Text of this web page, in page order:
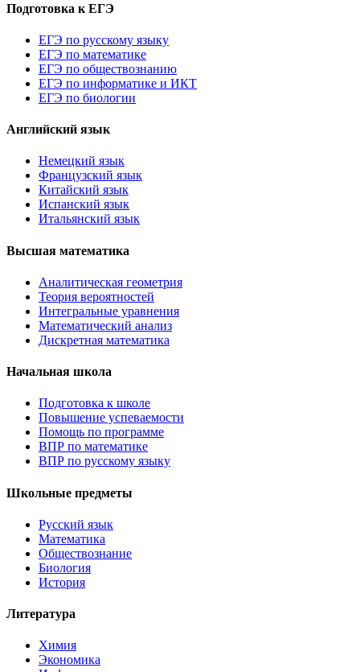
Подготовка к ЕГЭ
ЕГЭ по русскому языку
ЕГЭ по математике
ЕГЭ по обществознанию
ЕГЭ по информатике и ИКТ
ЕГЭ по биологии
Английский язык
Немецкий язык
Французский язык
Китайский язык
Испанский язык
Итальянский язык
Высшая математика
Аналитическая геометрия
Теория вероятностей
Интегральные уравнения
Математический анализ
Дискретная математика
Начальная школа
Подготовка к школе
Повышение успеваемости
Помощь по программе
ВПР по математике
ВПР по русскому языку
Школьные предметы
Русский язык
Математика
Обществознание
Биология
История
Литература
Химия
Экономика